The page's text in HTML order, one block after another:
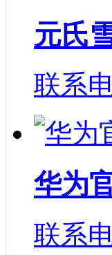
元氏
联系
华为
联系